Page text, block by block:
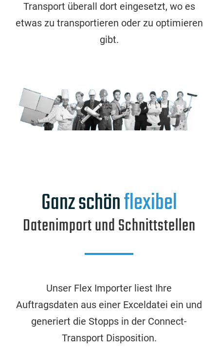
Transport überall dort eingesetzt, wo es
etwas zu transportieren oder zu optimieren
gibt.
Ganz schönflexibel
Datenimport und Schnittstellen
Unser Flex Importer liest Ihre
Auftragsdaten aus einer Exceldatei ein und
generiert die Stopps in der Connect-
Transport Disposition.